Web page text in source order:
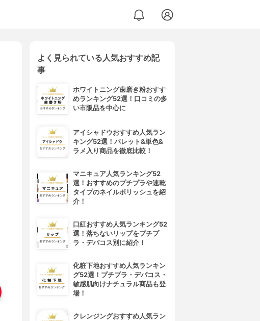
よく見られている人気おすすめ記
事
ホワイトニング歯磨き粉おすす
めランキング52選！口コミの多
い市販品を中心に
アイシャドウおすすめ人気ラン
キング52選！パレット&単色&
ラメ入り商品を徹底比較！
マニキュア人気ランキング52
選！おすすめのプチプラや速乾
タイプのネイルポリッシュを紹
介！
口紅おすすめ人気ランキング52
選！落ちないリップをプチプ
ラ・デパコス別に紹介！
化粧下地おすすめ人気ランキン
グ52選！プチプラ・デパコス・
敏感肌向けナチュラル商品も登
場！
クレンジングおすすめ人気ラン